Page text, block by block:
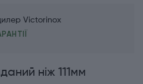
Victorinox
ніж 111мм